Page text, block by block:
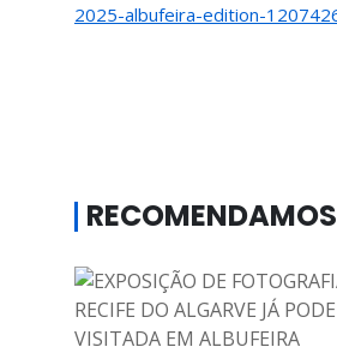
2025-albufeira-edition-
RECOMENDAMOS